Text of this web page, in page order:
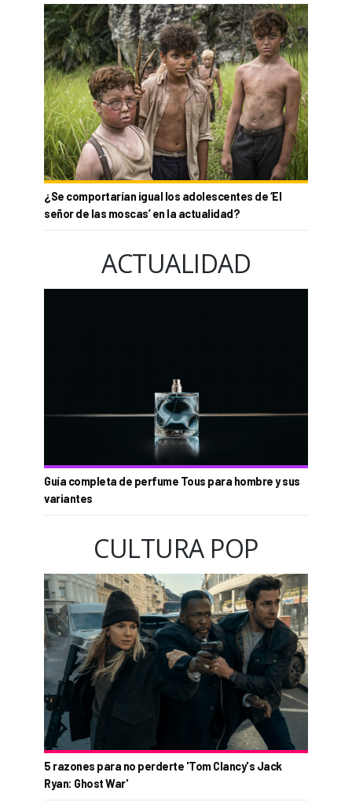
¿Se comportarían igual los adolescentes de ‘El
señor de las moscas’ en la actualidad?
ACTUALIDAD
Guía completa de perfume Tous para hombre y sus
variantes
CULTURA POP
5 razones para no perderte 'Tom Clancy's Jack
Ryan: Ghost War'